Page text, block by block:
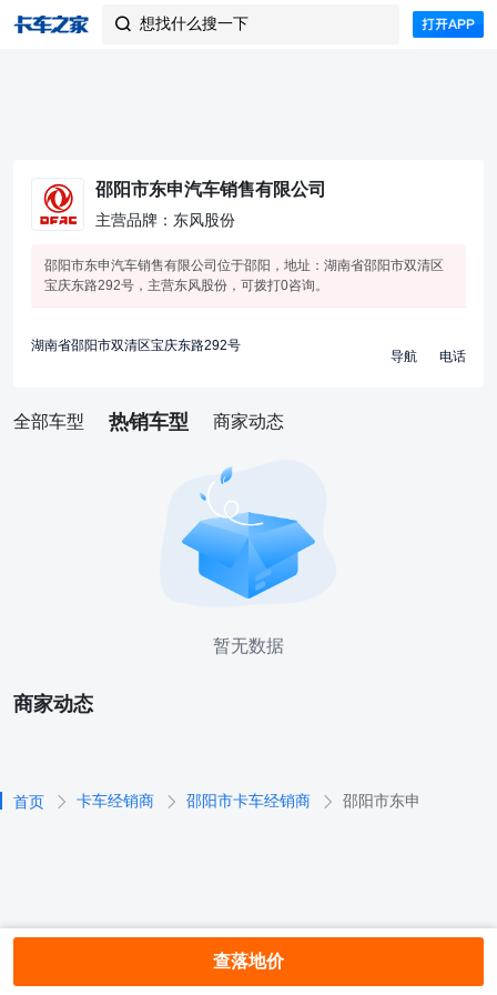
 想找什么搜一下
邵阳市东申汽车销售有限公司
主营品牌：东风股份
邵阳市东申汽车销售有限公司位于邵阳，地址：湖南省邵阳市双清区
宝庆东路292号，主营东风股份，可拨打0咨询。
湖南省邵阳市双清区宝庆东路292号
导航 电话
全部车型 热销车型 商家动态
暂无数据
商家动态
首页 卡车经销商 邵阳市卡车经销商 邵阳市东申
查落地价